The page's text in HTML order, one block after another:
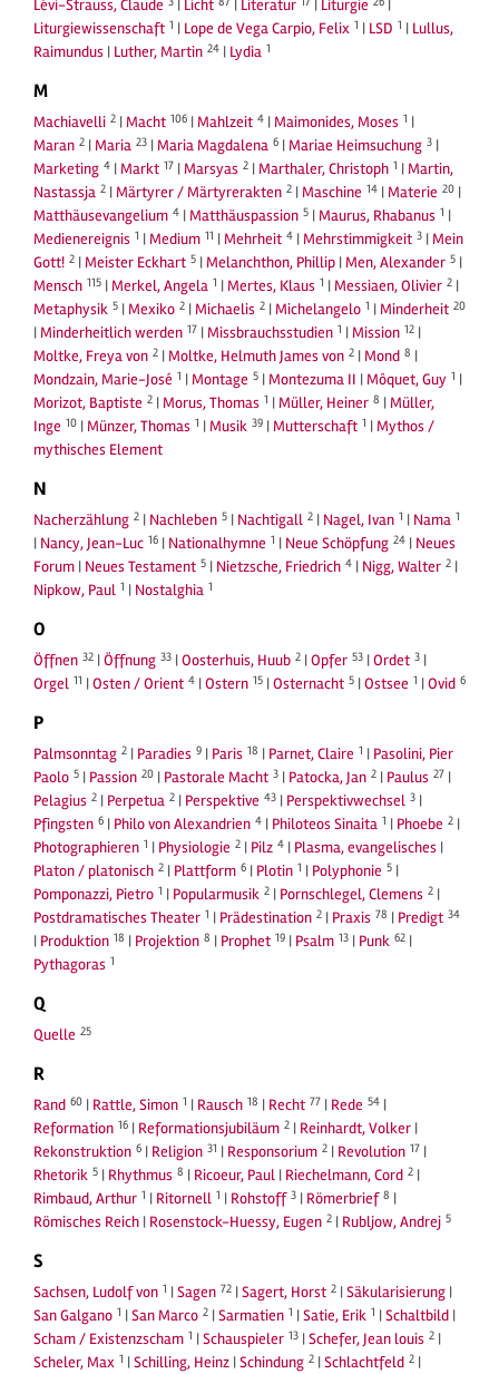
Lévi-Strauss, Claude Licht Literatur Liturgie
Liturgiewissenschaft 1 | Lope de Vega Carpio, Felix 1 | LSD 1 | Lullus,
Raimundus | Luther, Martin 24 | Lydia 1
M
Machiavelli 2 | Macht 106 | Mahlzeit 4 | Maimonides, Moses 1 |
Maran 2 | Maria 23 | Maria Magdalena 6 | Mariae Heimsuchung 3 |
Marketing 4 | Markt 17 | Marsyas 2 | Marthaler, Christoph 1 | Martin,
Nastassja 2 | Märtyrer / Märtyrerakten 2 | Maschine 14 | Materie 20 |
Matthäusevangelium 4 | Matthäuspassion 5 | Maurus, Rhabanus 1 |
Medienereignis 1 | Medium 11 | Mehrheit 4 | Mehrstimmigkeit 3 | Mein
Gott! 2 | Meister Eckhart 5 | Melanchthon, Phillip | Men, Alexander 5 |
Mensch 115 | Merkel, Angela 1 | Mertes, Klaus 1 | Messiaen, Olivier 2 |
Metaphysik 5 | Mexiko 2 | Michaelis 2 | Michelangelo 1 | Minderheit 20
| Minderheitlich werden 17 | Missbrauchsstudien 1 | Mission 12 |
Moltke, Freya von 2 | Moltke, Helmuth James von 2 | Mond 8 |
Mondzain, Marie-José 1 | Montage 5 | Montezuma II | Môquet, Guy 1 |
Morizot, Baptiste 2 | Morus, Thomas 1 | Müller, Heiner 8 | Müller,
Inge 10 | Münzer, Thomas 1 | Musik 39 | Mutterschaft 1 | Mythos /
mythisches Element
N
Nacherzählung 2 | Nachleben 5 | Nachtigall 2 | Nagel, Ivan 1 | Nama 1
| Nancy, Jean-Luc 16 | Nationalhymne 1 | Neue Schöpfung 24 | Neues
Forum | Neues Testament 5 | Nietzsche, Friedrich 4 | Nigg, Walter 2 |
Nipkow, Paul 1 | Nostalghia 1
O
Öffnen 32 |Öffnung 33 |Oosterhuis, Huub 2 |Opfer 53 |Ordet 3 |
Orgel 11 |Osten / Orient 4 |Ostern 15 |Osternacht 5 |Ostsee 1 |Ovid 6
P
Palmsonntag 2 | Paradies 9 | Paris 18 | Parnet, Claire 1 | Pasolini, Pier
Paolo 5 | Passion 20 | Pastorale Macht 3 | Patocka, Jan 2 | Paulus 27 |
Pelagius 2 | Perpetua 2 | Perspektive 43 | Perspektivwechsel 3 |
Pfingsten 6 | Philo von Alexandrien 4 | Philoteos Sinaita 1 | Phoebe 2 |
Photographieren 1 | Physiologie 2 | Pilz 4 | Plasma, evangelisches |
Platon / platonisch 2 | Plattform 6 | Plotin 1 | Polyphonie 5 |
Pomponazzi, Pietro 1 | Popularmusik 2 | Pornschlegel, Clemens 2 |
Postdramatisches Theater 1 | Prädestination 2 | Praxis 78 | Predigt 34
| Produktion 18 | Projektion 8 | Prophet 19 | Psalm 13 | Punk 62 |
Pythagoras 1
Q
Quelle 25
R
Rand 60 | Rattle, Simon 1 | Rausch 18 | Recht 77 | Rede 54 |
Reformation 16 | Reformationsjubiläum 2 | Reinhardt, Volker |
Rekonstruktion 6 | Religion 31 | Responsorium 2 | Revolution 17 |
Rhetorik 5 | Rhythmus 8 | Ricoeur, Paul | Riechelmann, Cord 2 |
Rimbaud, Arthur 1 | Ritornell 1 | Rohstoff 3 | Römerbrief 8 |
Römisches Reich | Rosenstock-Huessy, Eugen 2 | Rubljow, Andrej 5
S
Sachsen, Ludolf von 1 |Sagen 72 |Sagert, Horst 2 |Säkularisierung |
San Galgano 1 |San Marco 2 |Sarmatien 1 |Satie, Erik 1 |Schaltbild |
Scham / Existenzscham 1 |Schauspieler 13 |Schefer, Jean louis 2 |
Scheler, Max 1 |Schilling, Heinz |Schindung 2 |Schlachtfeld 2 |